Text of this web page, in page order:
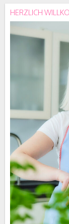
HERZLICH